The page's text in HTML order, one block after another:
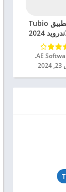
تحميل تطبيق Tubio
2024
AE